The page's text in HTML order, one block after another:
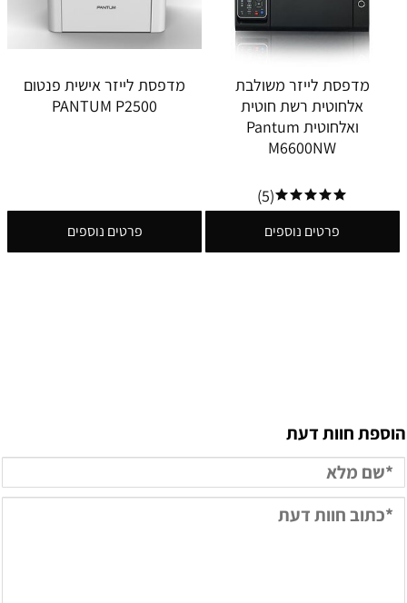
מדפסת לייזר משולבת
אלחוטית רשת חוטית
ואלחוטית Pantum
M6600NW
(5)
פרטים נוספים
מדפסת לייזר אישית פנטום
PANTUM P2500
פרטים נוספים
הוספת חוות דעת